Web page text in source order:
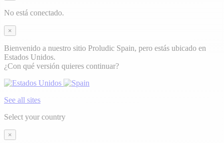
No está conectado.
×
Bienvenido a nuestro sitio Proludic Spain, pero estás ubicado en
Estados Unidos.
¿Con qué versión quieres continuar?
See all sites
Select your country
×